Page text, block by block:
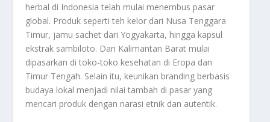
herbal di Indonesia telah mulai menembus pasar
global. Produk seperti teh kelor dari Nusa Tenggara
Timur, jamu sachet dari Yogyakarta, hingga kapsul
ekstrak sambiloto. Dari Kalimantan Barat mulai
dipasarkan di toko-toko kesehatan di Eropa dan
Timur Tengah. Selain itu, keunikan branding berbasis
budaya lokal menjadi nilai tambah di pasar yang
mencari produk dengan narasi etnik dan autentik.